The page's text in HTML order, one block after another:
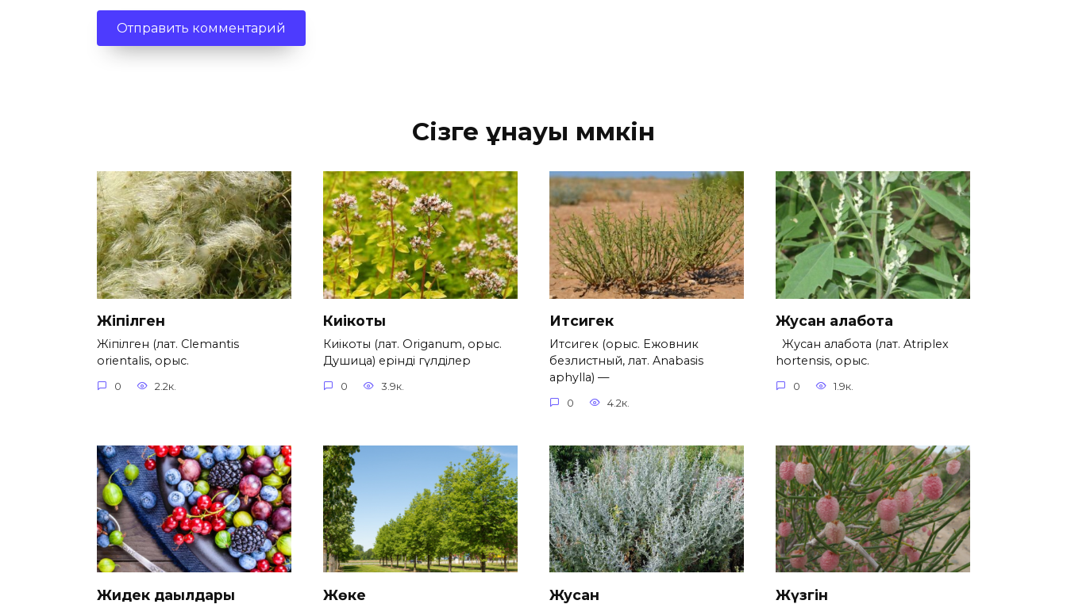
Сізге ұнауы мүмкін
Жіпілген
Жіпілген (лат. Clemantis
orientalis, орыс.
0 2.2к.
Киікоты
Киікоты (лат. Origanum, орыс.
Душица) ерінді гүлділер
0 3.9к.
Итсигек
Итсигек (орыс. Ежовник
безлистный, лат. Anabasis
aphylla) —
0 4.2к.
Жусан алабота
Жусан алабота (лат. Atriplex
hortensis, орыс.
0 1.9к.
Жидек дақылдары Жөке Жусан Жүзгін